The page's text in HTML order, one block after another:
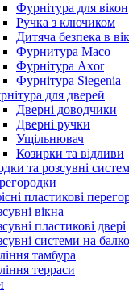
Фурнітура для вікон
Ручка з ключиком
Дитяча безпека в
Фурнитура Maco
Фурнітура Axor
Фурнітура Siegenia
для дверей
Дверні доводчики
Дверні ручки
Ущільнювач
Козирки та відливи
та розсувні
пластикові
вікна
пластикові двері
системи на
тамбура
терраси